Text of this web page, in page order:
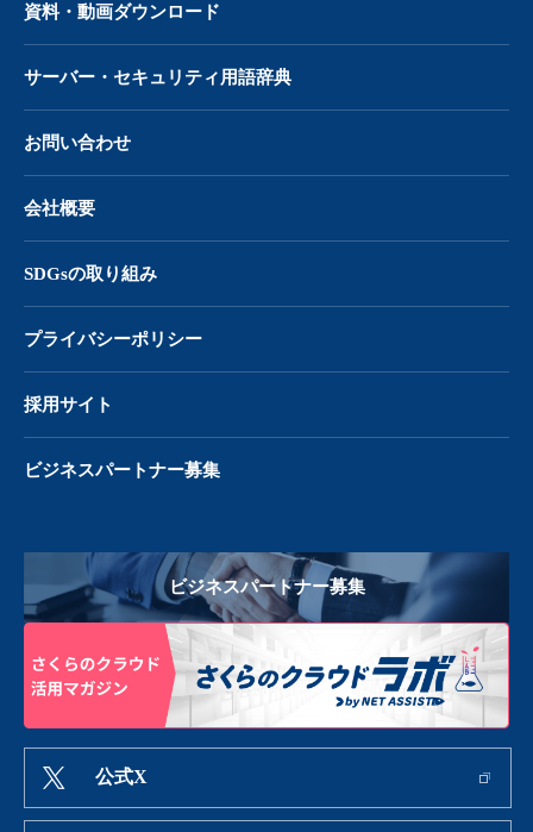
資料・動画ダウンロード
サーバー・ セキュリティ用語辞典
お問い合わせ
会社概要
SDGsの取り組み
プライバシーポリシー
採用サイト
ビジネスパートナー募集
ビジネスパートナー募集
公式X